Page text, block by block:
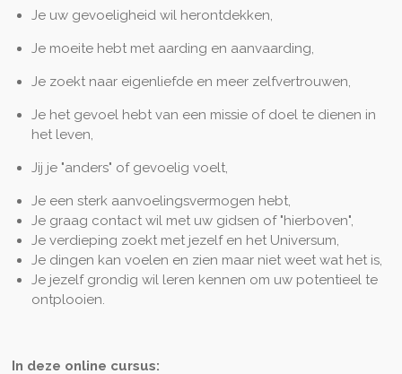
Je uw gevoeligheid wil herontdekken,
Je moeite hebt met aarding en aanvaarding,
Je zoekt naar eigenliefde en meer zelfvertrouwen,
Je het gevoel hebt van een missie of doel te dienen in
het leven,
Jij je "anders" of gevoelig voelt,
Je een sterk aanvoelingsvermogen hebt,
Je graag contact wil met uw gidsen of "hierboven",
Je verdieping zoekt met jezelf en het Universum,
Je dingen kan voelen en zien maar niet weet wat het is,
Je jezelf grondig wil leren kennen om uw potentieel te
ontplooien.
In deze online cursus: